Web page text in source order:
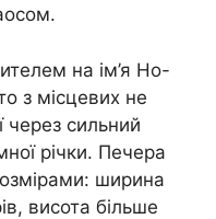
на ім’я Ho-
з місцевих не
через сильний
річки. Печера
ширина
висота більше